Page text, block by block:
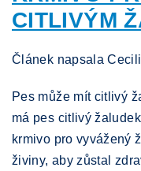
CITLIVÝM
Článek napsala
Pes může mít citlivý
má pes citlivý
krmivo pro vyvážený
živiny, aby zůstal